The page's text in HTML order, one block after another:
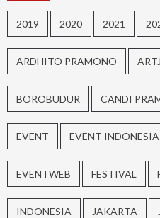
2019 2020 2021
ARDHITO PRAMONO
BOROBUDUR CANDI
EVENT EVENT INDONESIA
EVENTWEB FESTIVAL
INDONESIA JAKARTA